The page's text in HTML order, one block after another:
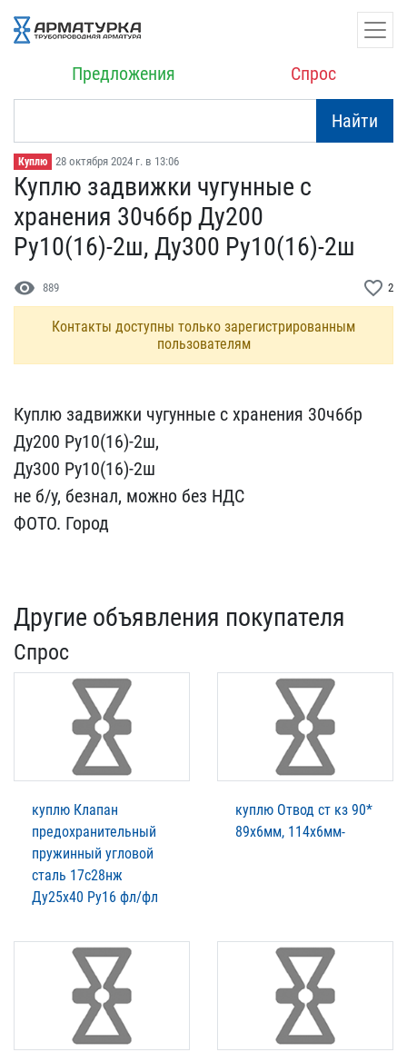
Предложения Спрос
Найти
Куплю 28 октября 2024 г. в 13:06
Куплю задвижки чугунные ​с
хранения 30ч6бр Ду200 ​
Ру10(16)-2ш, Ду300 Ру10(​16)-2ш
visibility 889 favorite_border 2
Контакты доступны только зарегистрированным
пользователям
Куплю задвижки чугунные ​с хранения 30ч6бр
Ду200​ Ру10(16)-2ш,
Ду300 Ру1​0(16)-2ш
не б/у, безнал,​ можно без НДС
ФОТО. Гор​од
Другие объявления покупателя
Спрос
куплю Клапан
предохранительный
пружинный угловой
сталь 17с28нж
Ду25х40 Ру16 фл/фл
куплю Отвод ст кз 90*
89х6мм, 114х6мм-